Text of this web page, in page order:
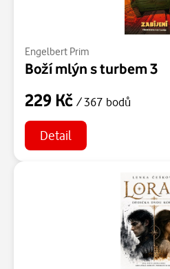
Engelbert Prim
Boží mlýn s turbem 3
229 Kč / 367 bodů
Detail